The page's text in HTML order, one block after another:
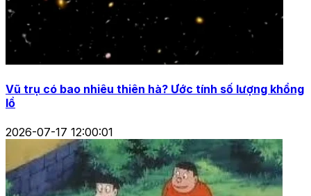
Vũ trụ có bao nhiêu thiên hà? Ước tính số lượng khổng
lồ
2026-07-17 12:00:01